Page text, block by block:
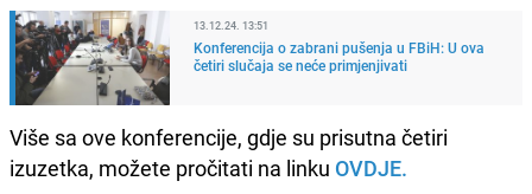
13.12.24. 13:51
Konferencija o zabrani pušenja u FBiH: U ova
četiri slučaja se neće primjenjivati
Više sa ove konferencije, gdje su prisutna četiri
izuzetka, možete pročitati na linku OVDJE.